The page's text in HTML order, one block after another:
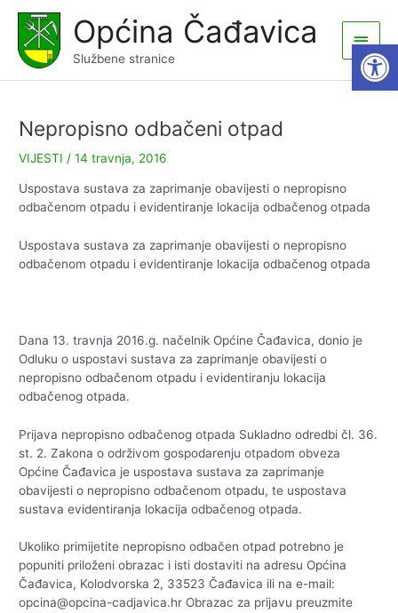
content
Općina Čađavica
Službene stranice
Main
Menu
Nepropisno odbačeni otpad
VIJESTI /14 travnja, 2016
Uspostava sustava za zaprimanje obavijesti o nepropisno
odbačenom otpadu i evidentiranje lokacija odbačenog otpada
Uspostava sustava za zaprimanje obavijesti o nepropisno
odbačenom otpadu i evidentiranje lokacija odbačenog otpada
Dana 13. travnja 2016.g. načelnik Općine Čađavica, donio je
Odluku o uspostavi sustava za zaprimanje obavijesti o
nepropisno odbačenom otpadu i evidentiranju lokacija
odbačenog otpada.
Prijava nepropisno odbačenog otpada Sukladno odredbi čl. 36.
st. 2. Zakona o održivom gospodarenju otpadom obveza
Općine Čađavica je uspostava sustava za zaprimanje
obavijesti o nepropisno odbačenom otpadu, te uspostava
sustava evidentiranja lokacija odbačenog otpada.
Ukoliko primijetite nepropisno odbačen otpad potrebno je
popuniti priloženi obrazac i isti dostaviti na adresu Općina
Čađavica, Kolodvorska 2, 33523 Čađavica ili na e-mail:
opcina@opcina-cadjavica.hr Obrazac za prijavu preuzmite